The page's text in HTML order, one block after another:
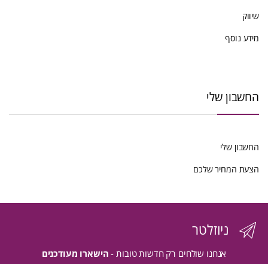
שיווק
מידע נוסף
החשבון שלי
החשבון שלי
הצעת המחיר שלכם
ניוזלטר
אנחנו שולחים רק חדשות טובות - הישארו מעודכנים